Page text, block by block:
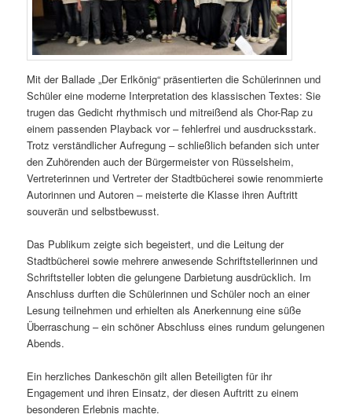
Mit der Ballade „Der Erlkönig“ präsentierten die Schülerinnen und
Schüler eine moderne Interpretation des klassischen Textes: Sie
trugen das Gedicht rhythmisch und mitreißend als Chor-Rap zu
einem passenden Playback vor – fehlerfrei und ausdrucksstark.
Trotz verständlicher Aufregung – schließlich befanden sich unter
den Zuhörenden auch der Bürgermeister von Rüsselsheim,
Vertreterinnen und Vertreter der Stadtbücherei sowie renommierte
Autorinnen und Autoren – meisterte die Klasse ihren Auftritt
souverän und selbstbewusst.
Das Publikum zeigte sich begeistert, und die Leitung der
Stadtbücherei sowie mehrere anwesende Schriftstellerinnen und
Schriftsteller lobten die gelungene Darbietung ausdrücklich. Im
Anschluss durften die Schülerinnen und Schüler noch an einer
Lesung teilnehmen und erhielten als Anerkennung eine süße
Überraschung – ein schöner Abschluss eines rundum gelungenen
Abends.
Ein herzliches Dankeschön gilt allen Beteiligten für ihr
Engagement und ihren Einsatz, der diesen Auftritt zu einem
besonderen Erlebnis machte.